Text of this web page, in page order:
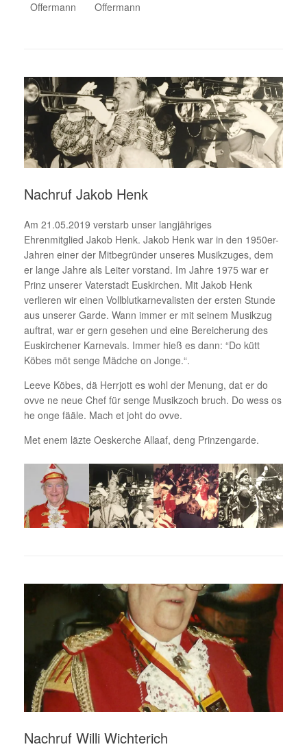
Offermann Offermann
Nachruf Jakob Henk
Am 21.05.2019 verstarb unser langjähriges
Ehrenmitglied Jakob Henk. Jakob Henk war in den 1950er-
Jahren einer der Mitbegründer unseres Musikzuges, dem
er lange Jahre als Leiter vorstand. Im Jahre 1975 war er
Prinz unserer Vaterstadt Euskirchen. Mit Jakob Henk
verlieren wir einen Vollblutkarnevalisten der ersten Stunde
aus unserer Garde. Wann immer er mit seinem Musikzug
auftrat, war er gern gesehen und eine Bereicherung des
Euskirchener Karnevals. Immer hieß es dann: “Do kütt
Köbes möt senge Mädche on Jonge.“.
Leeve Köbes, dä Herrjott es wohl der Menung, dat er do
ovve ne neue Chef für senge Musikzoch bruch. Do wess os
he onge fääle. Mach et joht do ovve.
Met enem läzte Oeskerche Allaaf, deng Prinzengarde.
Nachruf Willi Wichterich